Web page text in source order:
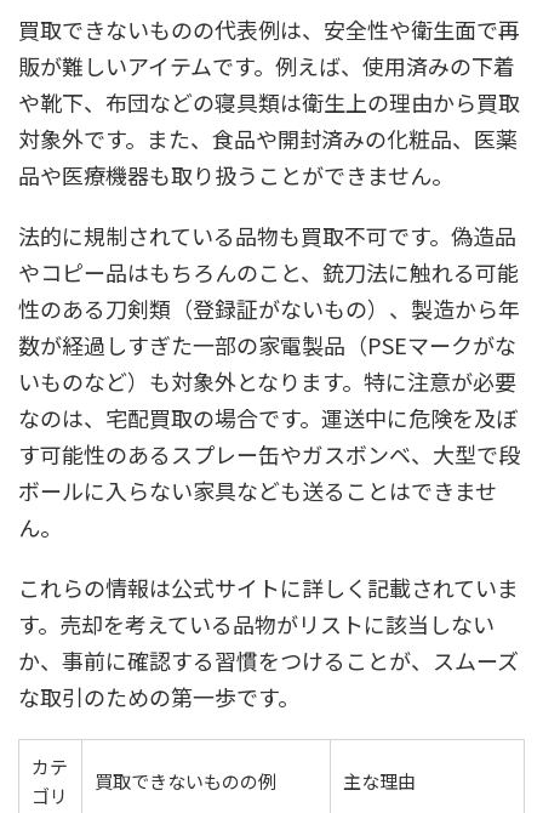
買取できないものの代表例は、安全性や衛生面で再
販が難しいアイテムです。例えば、使用済みの下着
や靴下、布団などの寝具類は衛生上の理由から買取
対象外です。また、食品や開封済みの化粧品、医薬
品や医療機器も取り扱うことができません。
法的に規制されている品物も買取不可です。偽造品
やコピー品はもちろんのこと、銃刀法に触れる可能
性のある刀剣類（登録証がないもの）、製造から年
数が経過しすぎた一部の家電製品（PSEマークがな
いものなど）も対象外となります。特に注意が必要
なのは、宅配買取の場合です。運送中に危険を及ぼ
す可能性のあるスプレー缶やガスボンベ、大型で段
ボールに入らない家具なども送ることはできませ
ん。
これらの情報は公式サイトに詳しく記載されていま
す。売却を考えている品物がリストに該当しない
か、事前に確認する習慣をつけることが、スムーズ
な取引のための第一歩です。
カテ
ゴリ
買取できないものの例 主な理由